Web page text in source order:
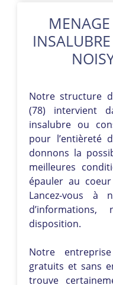
Notre structure
(78) intervient
insalubre ou
pour l’entièreté
donnons la
meilleures
épauler au
Lancez-vous à
disposition.
Notre
gratuits et sans
trouve